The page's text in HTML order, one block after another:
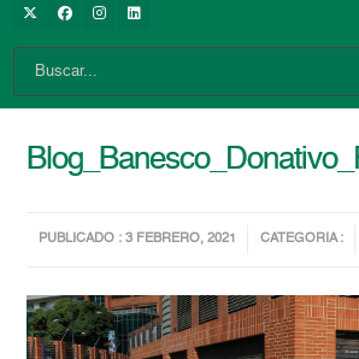
PUBLICADO : 3 FEBRERO, 2021 CATEGORIA :